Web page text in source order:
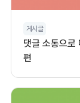
게시글
댓글 소통으로
편